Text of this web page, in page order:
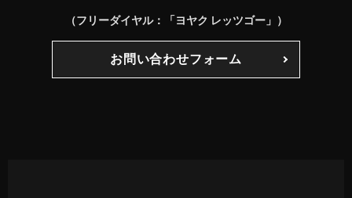
（フリーダイヤル：「ヨヤク レッツゴー」）
お問い合わせフォーム